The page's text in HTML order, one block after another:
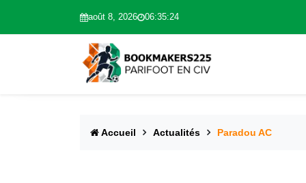
août 8, 2026 06:35:25
Accueil Actualités Paradou AC